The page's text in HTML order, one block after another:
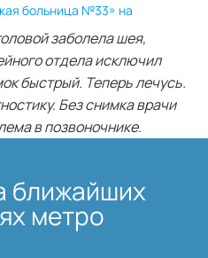
больница №33» на
заболела шея,
отдела исключил
быстрый. Теперь лечусь.
Без снимка врачи
в позвоночнике.
ближайших
метро